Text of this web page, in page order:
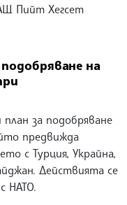
Пийт Хегсет
на
за подобряване
предвижда
с Турция, Украйна,
Действията се
НАТО.